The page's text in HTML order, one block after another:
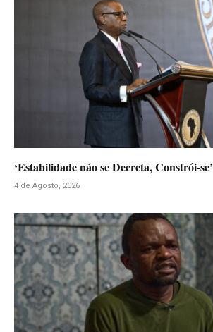
‘Estabilidade não se Decreta, Constrói-se’
4 de Agosto, 2026